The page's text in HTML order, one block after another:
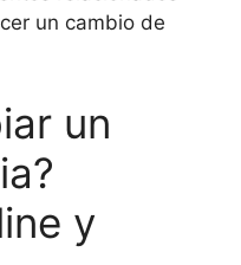
un cambio de
un
y